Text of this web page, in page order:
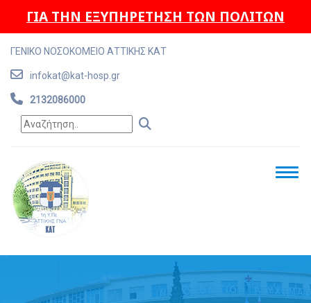
ΓΙΑ ΤΗΝ ΕΞΥΠΗΡΕΤΗΣΗ ΤΩΝ ΠΟΛΙΤΩΝ
ΓΕΝΙΚΟ ΝΟΣΟΚΟΜΕΙΟ ΑΤΤΙΚΗΣ ΚΑΤ
infokat@kat-hosp.gr
2132086000